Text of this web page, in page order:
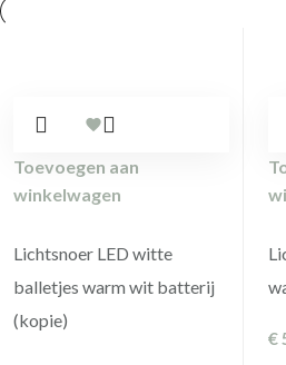
Toevoegen aan
winkelwagen
Lichtsnoer LED witte
balletjes warm wit batterij
(kopie)
€